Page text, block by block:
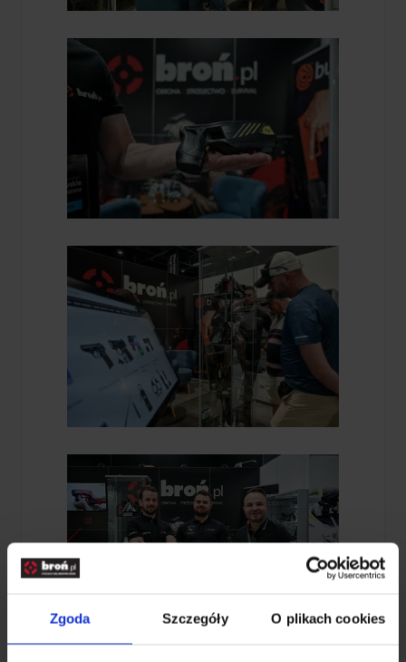
Zgoda Szczegóły O plikach cookies